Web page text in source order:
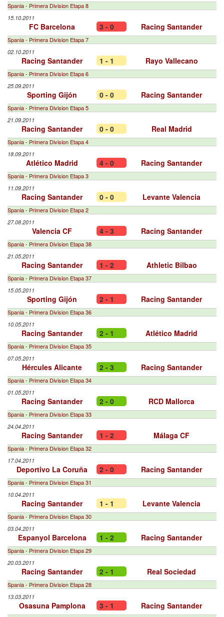
Spania - Primera Division Etapa 8
15.10.2011
FC Barcelona 3 - 0 Racing Santander
Spania - Primera Division Etapa 7
02.10.2011
Racing Santander 1 - 1 Rayo Vallecano
Spania - Primera Division Etapa 6
25.09.2011
Sporting Gijón 0 - 0 Racing Santander
Spania - Primera Division Etapa 5
21.09.2011
Racing Santander 0 - 0 Real Madrid
Spania - Primera Division Etapa 4
18.09.2011
Atlético Madrid 4 - 0 Racing Santander
Spania - Primera Division Etapa 3
11.09.2011
Racing Santander 0 - 0 Levante Valencia
Spania - Primera Division Etapa 2
27.08.2011
Valencia CF 4 - 3 Racing Santander
Spania - Primera Division Etapa 38
21.05.2011
Racing Santander 1 - 2 Athletic Bilbao
Spania - Primera Division Etapa 37
15.05.2011
Sporting Gijón 2 - 1 Racing Santander
Spania - Primera Division Etapa 36
10.05.2011
Racing Santander 2 - 1 Atlético Madrid
Spania - Primera Division Etapa 35
07.05.2011
Hércules Alicante 2 - 3 Racing Santander
Spania - Primera Division Etapa 34
01.05.2011
Racing Santander 2 - 0 RCD Mallorca
Spania - Primera Division Etapa 33
24.04.2011
Racing Santander 1 - 2 Málaga CF
Spania - Primera Division Etapa 32
17.04.2011
Deportivo La Coruña 2 - 0 Racing Santander
Spania - Primera Division Etapa 31
10.04.2011
Racing Santander 1 - 1 Levante Valencia
Spania - Primera Division Etapa 30
03.04.2011
Espanyol Barcelona 1 - 2 Racing Santander
Spania - Primera Division Etapa 29
20.03.2011
Racing Santander 2 - 1 Real Sociedad
Spania - Primera Division Etapa 28
13.03.2011
Osasuna Pamplona 3 - 1 Racing Santander